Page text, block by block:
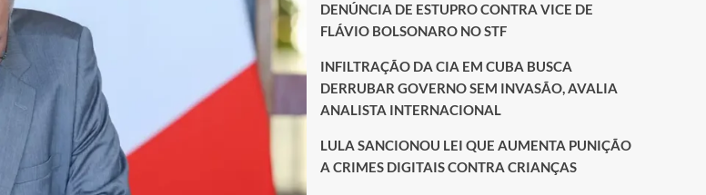
DENÚNCIA DE ESTUPRO CONTRA VICE DE
FLÁVIO BOLSONARO NO STF
INFILTRAÇÃO DA CIA EM CUBA BUSCA
DERRUBAR GOVERNO SEM INVASÃO, AVALIA
ANALISTA INTERNACIONAL
LULA SANCIONOU LEI QUE AUMENTA PUNIÇÃO
A CRIMES DIGITAIS CONTRA CRIANÇAS